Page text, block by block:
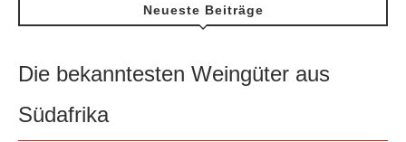
Neueste Beiträge
Die bekanntesten Weingüter aus
Südafrika